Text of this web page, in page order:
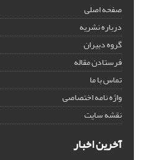
صفحه اصلی
درباره نشریه
گروه دبیران
فرستادن مقاله
تماس با ما
واژه نامه اختصاصی
نقشه سایت
آخرین اخبار